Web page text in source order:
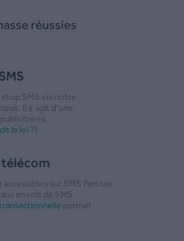
réussies
SMS via notre
Il s’agit d’une
la loi ?)
télécom
sur SMS Partner.
envois de SMS
permet